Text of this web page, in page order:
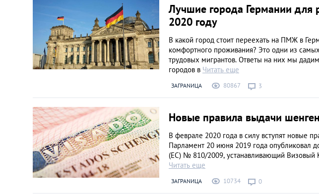
Польша
Португалия
Россия
Словения
США
Таиланд
Лучшие города Германии
2020 году
В какой город стоит переехать на ПМЖ в
комфортного проживания? Это одни из
трудовых мигрантов. Ответы на них мы
городов в Читать еще
ЗАГРАNИЦА 80867 3
Новые правила выдачи
В феврале 2020 года в силу вступят новые
Парламент 20 июня 2019 года опубликовал
(ЕС) № 810/2009, устанавливающий Визовый
Читать еще
ЗАГРАNИЦА 10734 0